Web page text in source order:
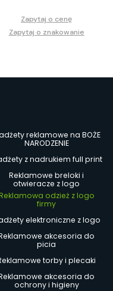
Zapytaj o cenę
Zapytaj o znakowanie
reklamowe na BOŻE
NARODZENIE
z nadrukiem full print
Reklamowe breloki i
otwieracze z logo
odzież z logo
firmy
elektroniczne z logo
akcesoria do
picia
torby i plecaki
akcesoria do
ochrony i higieny